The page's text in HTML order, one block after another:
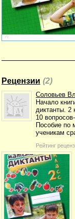
Рецензии (2)
Соловьев
Начало
диктанты. 2
10
Пособие по
ученикам
Рейтинг